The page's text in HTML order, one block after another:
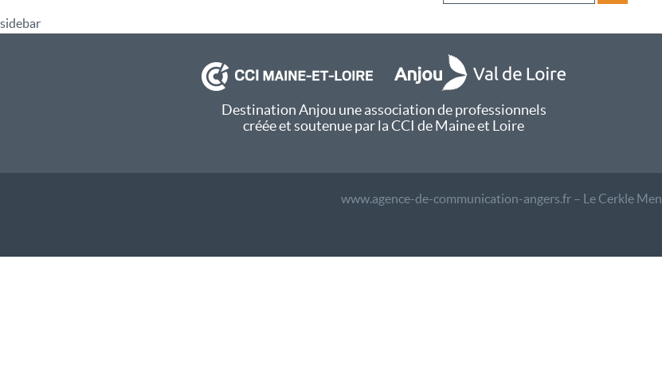
sidebar
Destination Anjou une association de professionnels
créée et soutenue par la CCI de Maine et Loire
www.agence-de-communication-angers.fr – Le Cerkle